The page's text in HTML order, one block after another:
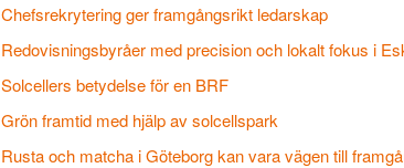
Chefsrekrytering ger framgångsrikt ledarskap
Redovisningsbyråer med precision och lokalt fokus i
Solcellers betydelse för en BRF
Grön framtid med hjälp av solcellspark
Rusta och matcha i Göteborg kan vara vägen till